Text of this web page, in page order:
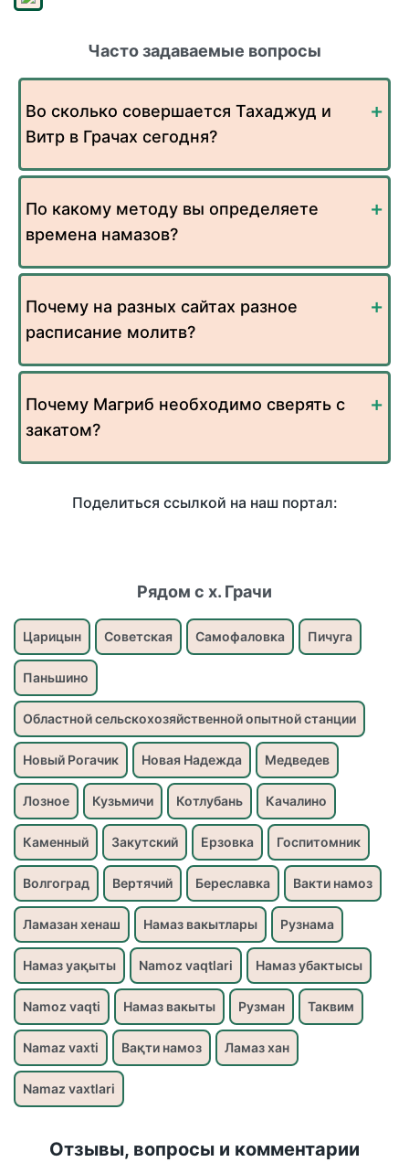
Часто задаваемые вопросы
Во сколько совершается Тахаджуд и
Витр в Грачах сегодня?
По какому методу вы определяете
времена намазов?
Почему на разных сайтах разное
расписание молитв?
Почему Магриб необходимо сверять с
закатом?
Поделиться ссылкой на наш портал:
Рядом с х. Грачи
Царицын Советская Самофаловка Пичуга
Паньшино
Областной сельскохозяйственной опытной станции
Новый Рогачик Новая Надежда Медведев
Лозное Кузьмичи Котлубань Качалино
Каменный Закутский Ерзовка Госпитомник
Волгоград Вертячий Береславка Вакти намоз
Ламазан хенаш Намаз вакытлары Рузнама
Намаз уақыты Namoz vaqtlari Намаз убактысы
Namoz vaqti Намаз вакыты Рузман Таквим
Namaz vaxti Вақти намоз Ламаз хан
Namaz vaxtlari
Отзывы, вопросы и комментарии